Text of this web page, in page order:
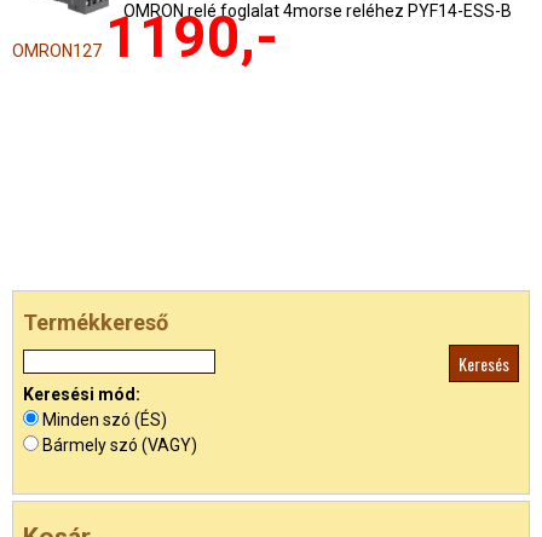
OMRON relé foglalat 4morse reléhez PYF14-ESS-B
OMRON127 1190,-
Termékkereső
Keresési mód:
Minden szó (ÉS)
Bármely szó (VAGY)